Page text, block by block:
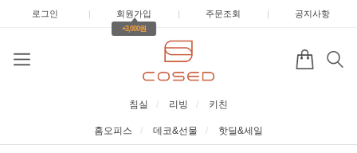
로그인 | 회원가입 |
+3,000원
주문조회 | 공지사항
침실 리빙 키친
홈오피스 데코&선물 핫딜&세일